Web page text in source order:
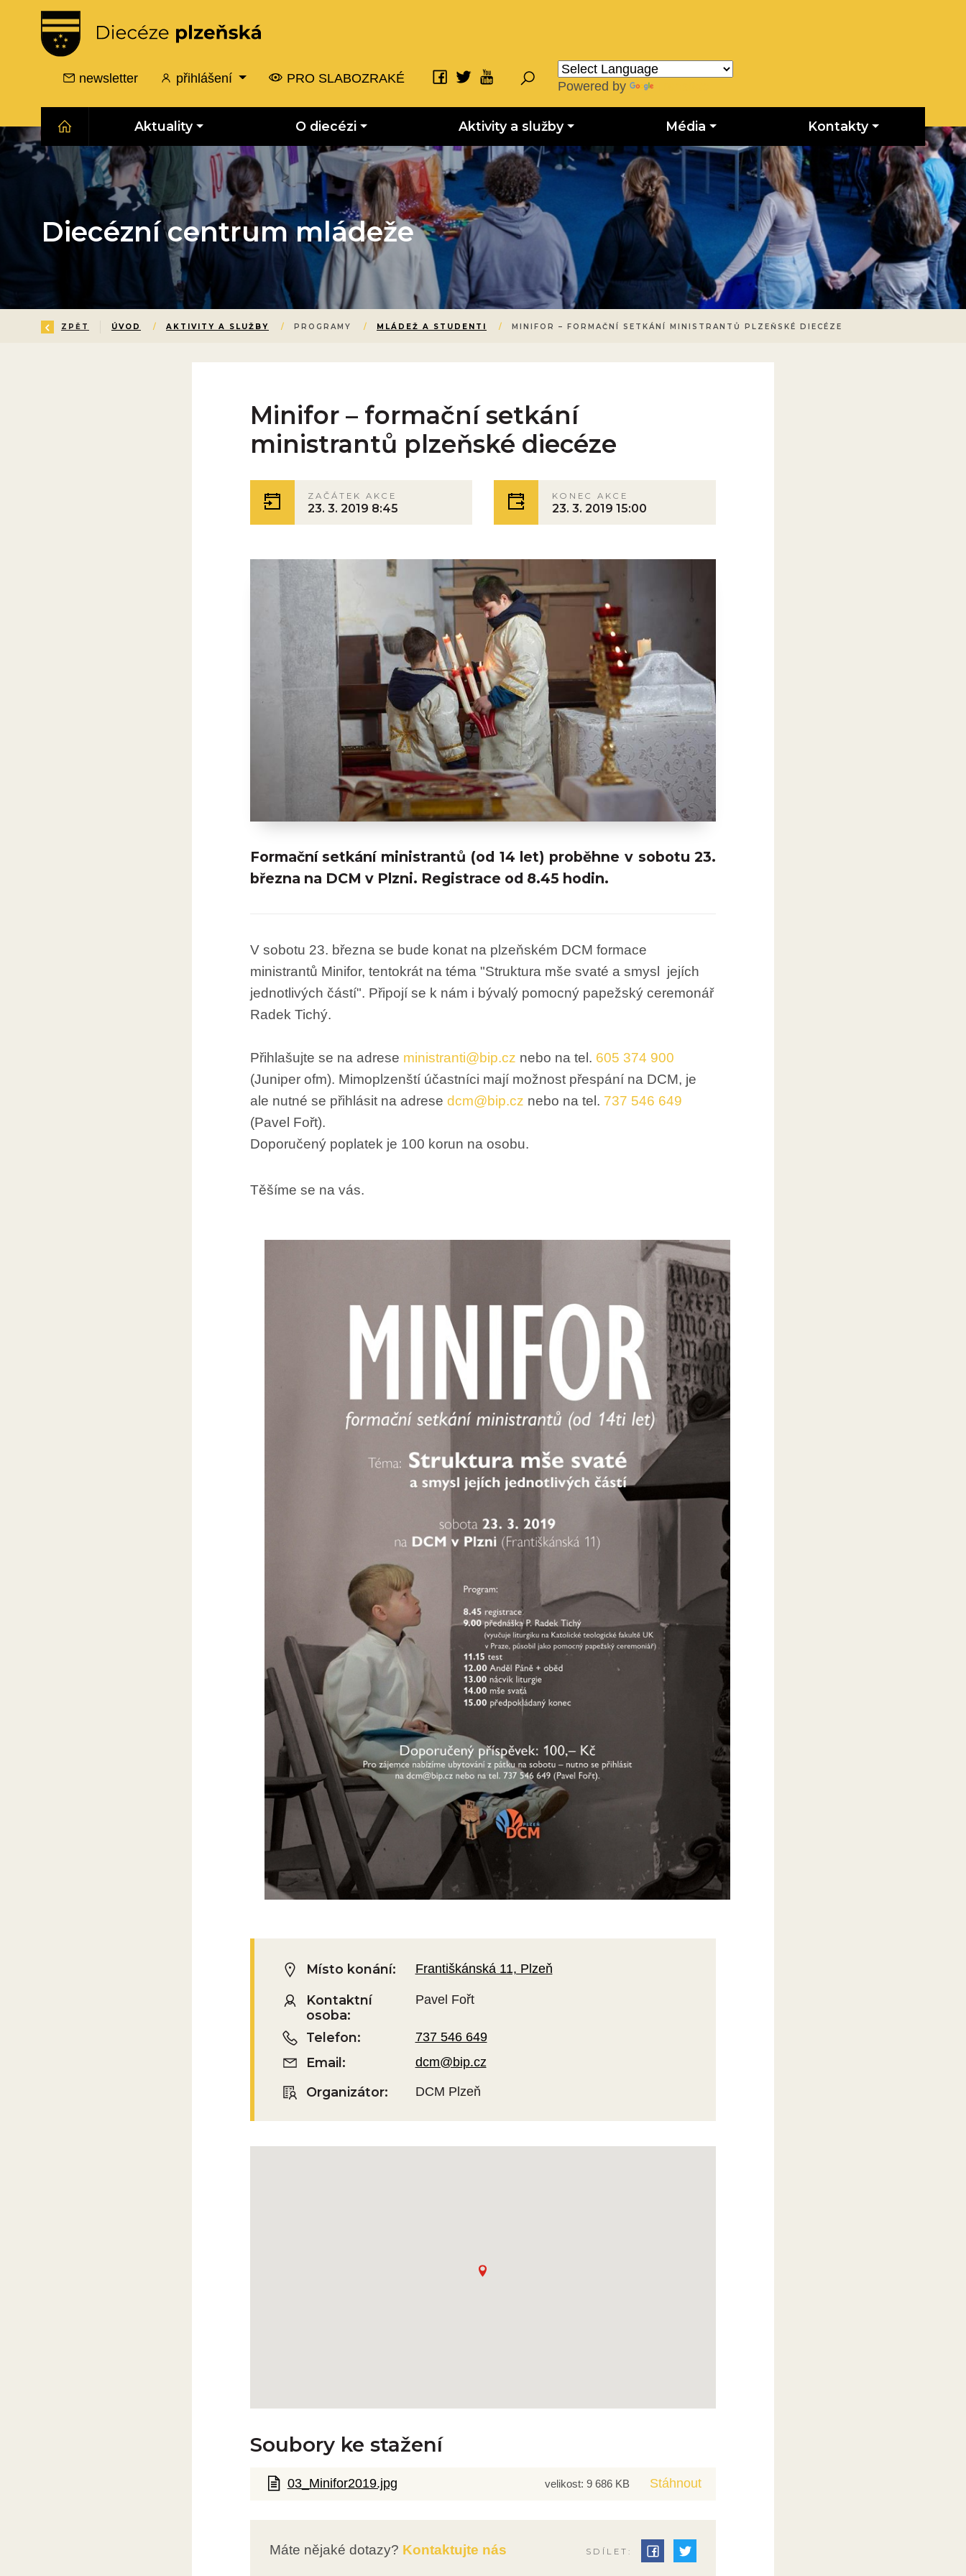
newsletter přihlášení PRO SLABOZRAKÉ
Powered by
Aktuality O diecézi Aktivity a služby Média Kontakty
Diecézní centrum mládeže
ZPĚT ÚVOD / AKTIVITY A SLUŽBY / PROGRAMY / MLÁDEŽ A STUDENTI / MINIFOR – FORMAČNÍ SETKÁNÍ MINISTRANTŮ PLZEŇSKÉ DIECÉZE
Minifor – formační setkání
ministrantů plzeňské diecéze
ZAČÁTEK AKCE
23. 3. 2019 8:45
KONEC AKCE
23. 3. 2019 15:00
Formační setkání ministrantů (od 14 let) proběhne v sobotu 23.
března na DCM v Plzni. Registrace od 8.45 hodin.
V sobotu 23. března se bude konat na plzeňském DCM formace
ministrantů Minifor, tentokrát na téma "Struktura mše svaté a smysl jejích
jednotlivých částí". Připojí se k nám i bývalý pomocný papežský ceremonář
Radek Tichý.
Přihlašujte se na adrese ministranti@bip.cz nebo na tel. 605 374 900
(Juniper ofm). Mimoplzenští účastníci mají možnost přespání na DCM, je
ale nutné se přihlásit na adrese dcm@bip.cz nebo na tel. 737 546 649
(Pavel Fořt).
Doporučený poplatek je 100 korun na osobu.
Těšíme se na vás.
Místo konání: Františkánská 11, Plzeň
Kontaktní
osoba:
Pavel Fořt
Telefon: 737 546 649
Email: dcm@bip.cz
Organizátor: DCM Plzeň
Soubory ke stažení
03_Minifor2019.jpg velikost: 9 686 KB Stáhnout
Máte nějaké dotazy? Kontaktujte nás SDÍLET: